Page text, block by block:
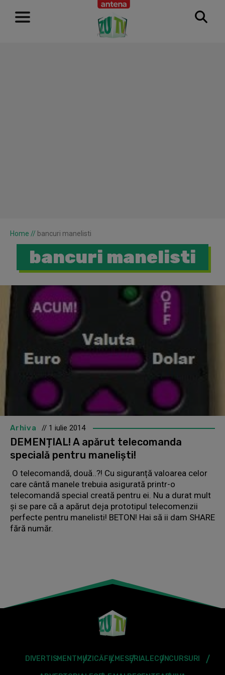
RECLAMĂ
Home // bancuri manelisti
bancuri manelisti
Arhiva // 1 iulie 2014
DEMENȚIAL! A apărut telecomanda
specială pentru maneliști!
O telecomandă, două..?! Cu siguranță valoarea celor
care cântă manele trebuia asigurată printr-o
telecomandă special creată pentru ei. Nu a durat mult
și se pare că a apărut deja prototipul telecomenzii
perfecte pentru manelisti! BETON! Hai să ii dam SHARE
fără număr.
DIVERTISMENT MUZICĂFILMESERIALECONCURSURI